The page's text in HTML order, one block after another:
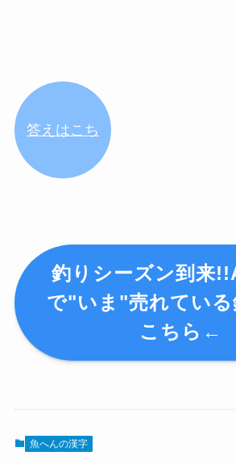
答えはこち
釣りシーズン到来
で"いま"売れてい
こちら←
魚へんの漢字